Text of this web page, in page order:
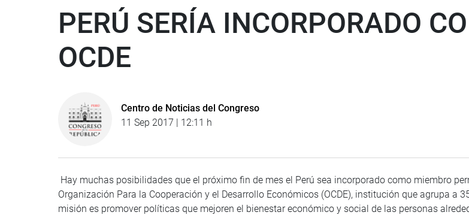
PERÚ SERÍA INCORPORADO
OCDE
Centro de Noticias del Congreso
11 Sep 2017 | 12:11 h
Hay muchas posibilidades que el próximo fin de mes el Perú sea incorporado como miembro
Organización Para la Cooperación y el Desarrollo Económicos (OCDE), institución que agrupa a
misión es promover políticas que mejoren el bienestar económico y social de las personas